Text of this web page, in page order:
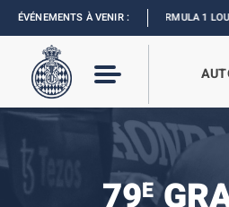
ÉVÉNEMENTS À VENIR :FORMULA 1 LOUIS VUITTON
E